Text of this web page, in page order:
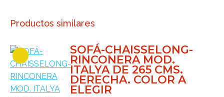
Productos similares
SOFÁ-CHAISSELONG-
RINCONERA MOD.
ITALYA DE 265 CMS.
DERECHA. COLOR A
ELEGIR